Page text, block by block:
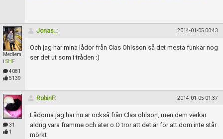
Medlem
i SHF
4081
5139
Jonas_: 2014-01-05 00:43
Och jag har mina lådor från Clas Ohlsson så det mesta funkar nog
ser det ut som i tråden :)
31
1
RobinF: 2014-01-05 01:37
Lådorna jag har nu är också från Clas ohlson, men dem verkar
aldrig vara framme och äter o.O tror att det är för att dom inte står
mörkt